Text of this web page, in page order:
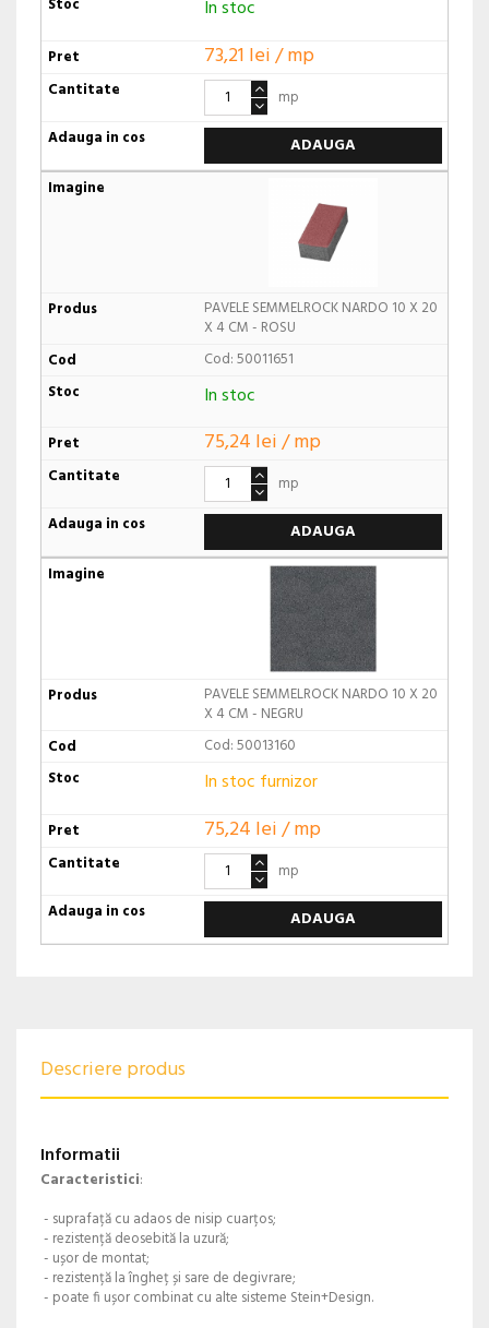
In stoc
73,21 lei / mp
mp
ADAUGA
PAVELE SEMMELROCK NARDO 10 X 20
X 4 CM - ROSU
Cod: 50011651
In stoc
75,24 lei / mp
mp
ADAUGA
PAVELE SEMMELROCK NARDO 10 X 20
X 4 CM - NEGRU
Cod: 50013160
In stoc furnizor
75,24 lei / mp
mp
ADAUGA
Descriere produs
Informatii
Caracteristici:
- suprafață cu adaos de nisip cuarțos;
- rezistență deosebită la uzură;
- ușor de montat;
- rezistență la îngheț și sare de degivrare;
- poate fi ușor combinat cu alte sisteme Stein+Design.